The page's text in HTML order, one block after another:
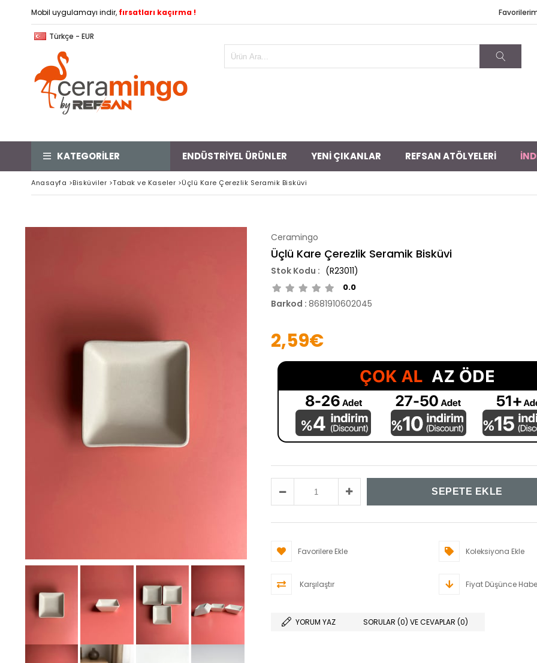
Mobil uygulamayı indir, fırsatları kaçırma !
Türkçe - EUR
KATEGORİLER ENDÜSTRİYEL ÜRÜNLER YENİ ÇIKANLAR REFSAN ATÖLYELERİ
Anasayfa >Bisküviler >Tabak ve Kaseler >Üçlü Kare Çerezlik Seramik Bisküvi
Ceramingo
Üçlü Kare Çerezlik Seramik Bisküvi
(R23011)
0.0
Barkod : 8681910602045
2,59€
Favorilere Ekle Koleksiyona Ekle
Karşılaştır Fiyat Düşünce
YORUM YAZ SORULAR (0) VE CEVAPLAR (0)